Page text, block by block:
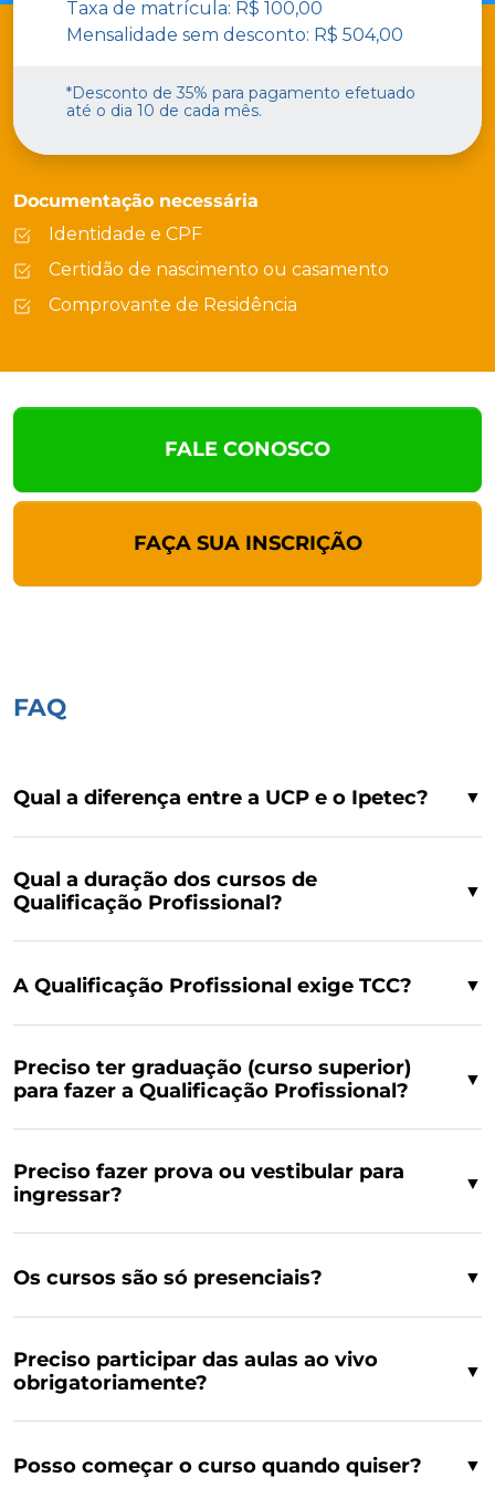
Documentação necessária
Identidade e CPF
Certidão de nascimento ou casamento
Comprovante de Residência
Taxa de matrícula: R$ 100,00
Mensalidade sem desconto: R$ 504,00
*Desconto de 35% para pagamento efetuado
até o dia 10 de cada mês.
FALE CONOSCO
FAÇA SUA INSCRIÇÃO
FAQ
Qual a diferença entre a UCP e o Ipetec? ▼
Qual a duração dos cursos de
Qualificação Profissional?
▼
A Qualificação Profissional exige TCC? ▼
Preciso ter graduação (curso superior)
para fazer a Qualificação Profissional?
▼
Preciso fazer prova ou vestibular para
ingressar?
▼
Os cursos são só presenciais? ▼
Preciso participar das aulas ao vivo
obrigatoriamente?
▼
Posso começar o curso quando quiser? ▼